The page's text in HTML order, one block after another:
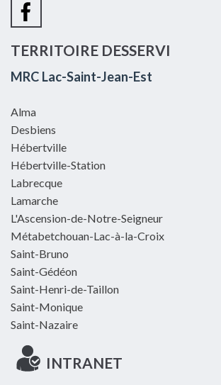
TERRITOIRE DESSERVI
MRC Lac-Saint-Jean-Est
Alma
Desbiens
Hébertville
Hébertville-Station
Labrecque
Lamarche
L'Ascension-de-Notre-Seigneur
Métabetchouan-Lac-à-la-Croix
Saint-Bruno
Saint-Gédéon
Saint-Henri-de-Taillon
Saint-Monique
Saint-Nazaire
INTRANET